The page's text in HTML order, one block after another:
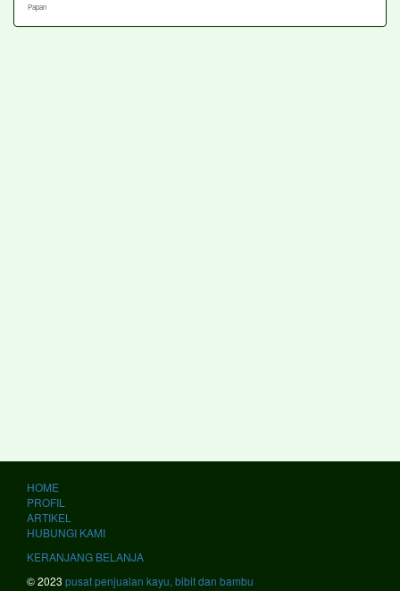
Papan
HOME
PROFIL
ARTIKEL
HUBUNGI KAMI
KERANJANG BELANJA
© 2023 pusat penjualan kayu, bibit dan bambu